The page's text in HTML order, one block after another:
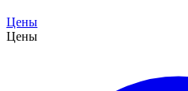
Цены
Цены